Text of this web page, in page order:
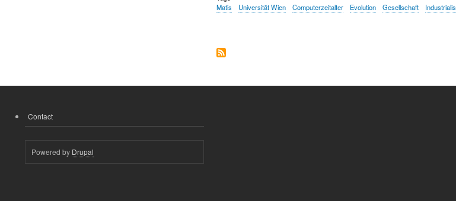
Matis
Universität Wien Computerzeitalter Evolution Gesellschaft
FOOTER
Contact
Powered by Drupal